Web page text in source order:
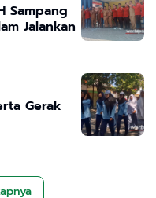
Sampang
Jalankan
Gerak